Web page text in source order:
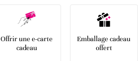
Offrir une e-carte
cadeau
Emballage cadeau
offert